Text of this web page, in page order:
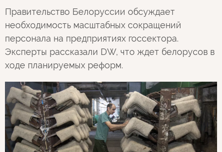
Правительство Белоруссии обсуждает
необходимость масштабных сокращений
персонала на предприятиях госсектора.
Эксперты рассказали DW, что ждет белорусов в
ходе планируемых реформ.